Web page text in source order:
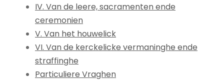
IV. Van de leere, sacramenten ende
ceremonien
V. Van het houwelick
VI. Van de kerckelicke vermaninghe ende
straffinghe
Particuliere Vraghen